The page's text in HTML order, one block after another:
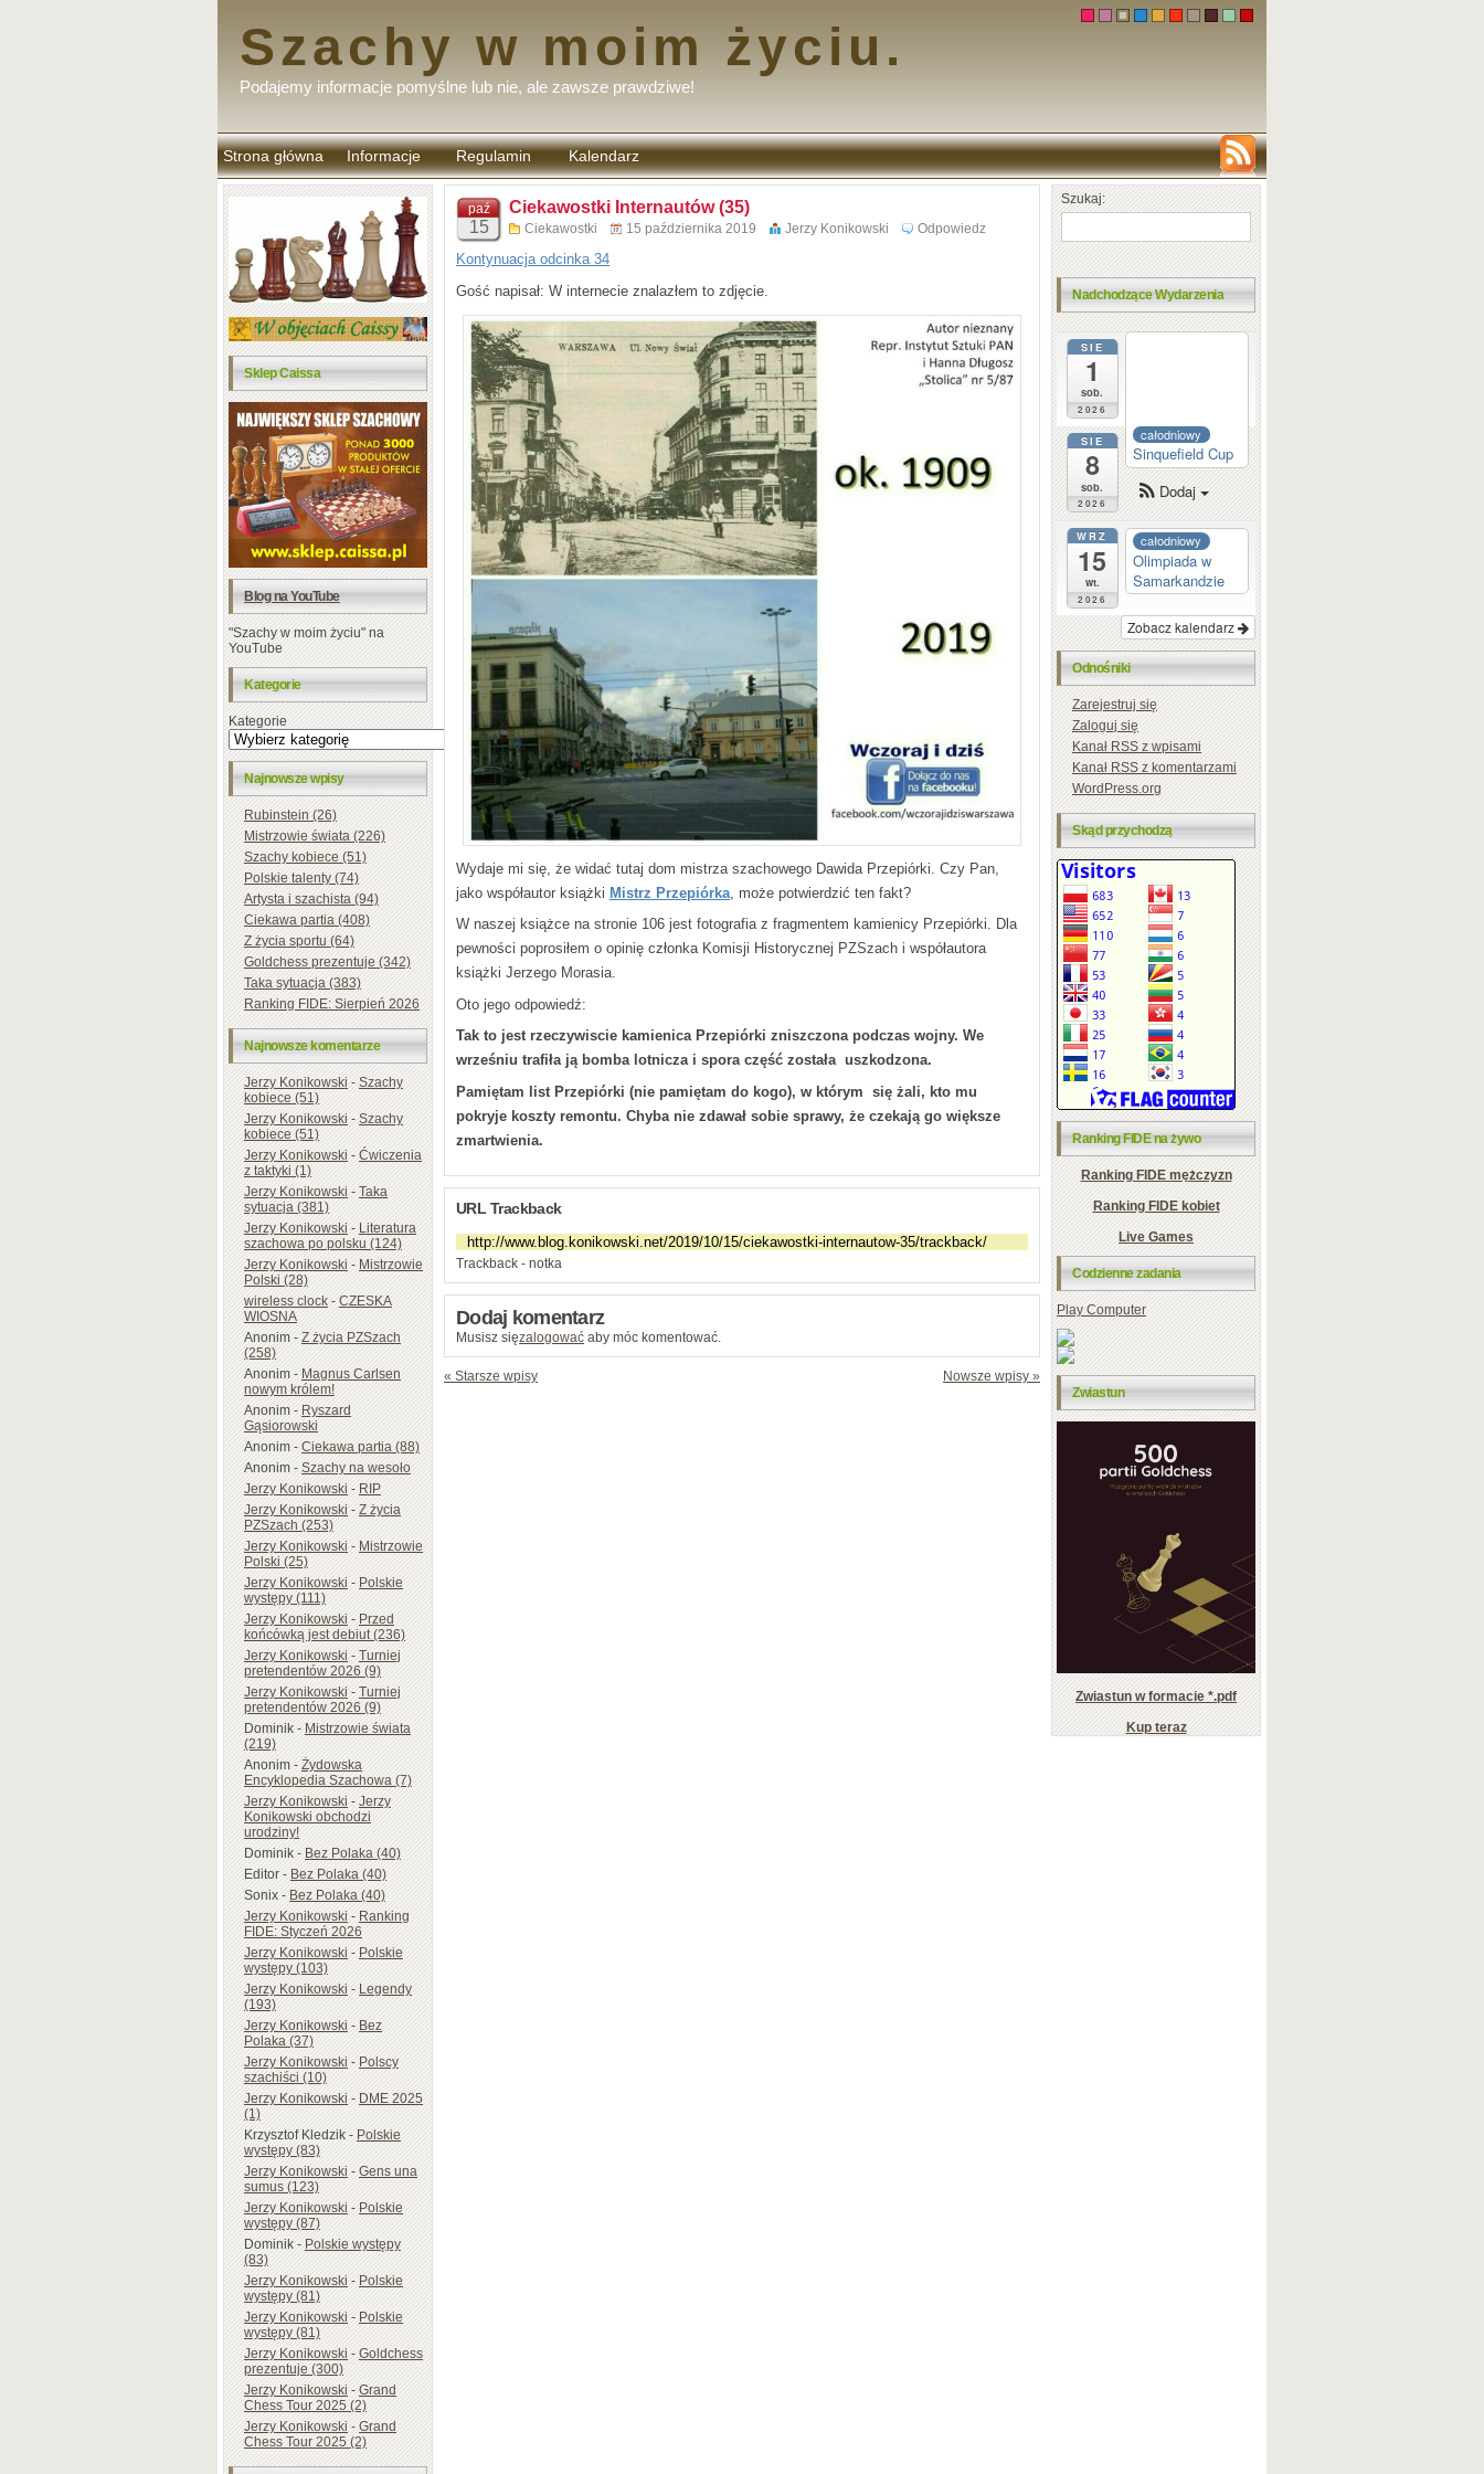
Szachy w moim życiu.
Podajemy informacje pomyślne lub nie, ale zawsze prawdziwe!
Strona główna Informacje Regulamin
komentarzy
Kalendarz
Sklep Caissa
Blog na YouTube
"Szachy w moim życiu" na
YouTube
Kategorie
Kategorie
Najnowsze wpisy
Rubinstein (26)
Mistrzowie świata (226)
Szachy kobiece (51)
Polskie talenty (74)
Artysta i szachista (94)
Ciekawa partia (408)
Z życia sportu (64)
Goldchess prezentuje (342)
Taka sytuacja (383)
Ranking FIDE: Sierpień 2026
Najnowsze komentarze
Jerzy Konikowski-Szachy
kobiece (51)
Jerzy Konikowski-Szachy
kobiece (51)
Jerzy Konikowski-Ćwiczenia
z taktyki (1)
Jerzy Konikowski-Taka
sytuacja (381)
Jerzy Konikowski-Literatura
szachowa po polsku (124)
Jerzy Konikowski-Mistrzowie
Polski (28)
wireless clock-CZESKA
WIOSNA
Anonim-Z życia PZSzach
(258)
Anonim-Magnus Carlsen
nowym królem!
Anonim-Ryszard
Gąsiorowski
Anonim-Ciekawa partia (88)
Anonim-Szachy na wesoło
Jerzy Konikowski-RIP
Jerzy Konikowski-Z życia
PZSzach (253)
Jerzy Konikowski-Mistrzowie
Polski (25)
Jerzy Konikowski-Polskie
występy (111)
Jerzy Konikowski-Przed
końcówką jest debiut (236)
Jerzy Konikowski-Turniej
pretendentów 2026 (9)
Jerzy Konikowski-Turniej
pretendentów 2026 (9)
Dominik-Mistrzowie świata
(219)
Anonim-Żydowska
Encyklopedia Szachowa (7)
Jerzy Konikowski-Jerzy
Konikowski obchodzi
urodziny!
Dominik-Bez Polaka (40)
Editor-Bez Polaka (40)
Sonix-Bez Polaka (40)
Jerzy Konikowski-Ranking
FIDE: Styczeń 2026
Jerzy Konikowski-Polskie
występy (103)
Jerzy Konikowski-Legendy
(193)
Jerzy Konikowski-Bez
Polaka (37)
Jerzy Konikowski-Polscy
szachiści (10)
Jerzy Konikowski-DME 2025
(1)
Krzysztof Kledzik-Polskie
występy (83)
Jerzy Konikowski-Gens una
sumus (123)
Jerzy Konikowski-Polskie
występy (87)
Dominik-Polskie występy
(83)
Jerzy Konikowski-Polskie
występy (81)
Jerzy Konikowski-Polskie
występy (81)
Jerzy Konikowski-Goldchess
prezentuje (300)
Jerzy Konikowski-Grand
Chess Tour 2025 (2)
Jerzy Konikowski-Grand
Chess Tour 2025 (2)
paź
15
Ciekawostki Internautów (35)
Ciekawostki 15 października 2019 Jerzy Konikowski Odpowiedz
Kontynuacja odcinka 34
Gość napisał: W internecie znalazłem to zdjęcie.
Wydaje mi się, że widać tutaj dom mistrza szachowego Dawida Przepiórki. Czy Pan,
jako współautor książki Mistrz Przepiórka , może potwierdzić ten fakt?
W naszej książce na stronie 106 jest fotografia z fragmentem kamienicy Przepiórki. Dla
pewności poprosiłem o opinię członka Komisji Historycznej PZSzach i współautora
książki Jerzego Morasia.
Oto jego odpowiedź:
Tak to jest rzeczywiscie kamienica Przepiórki zniszczona podczas wojny. We
wrześniu trafiła ją bomba lotnicza i spora część została uszkodzona.
Pamiętam list Przepiórki (nie pamiętam do kogo), w którym się żali, kto mu
pokryje koszty remontu. Chyba nie zdawał sobie sprawy, że czekają go większe
zmartwienia.
URL Trackback
Trackback - notka
Dodaj komentarz
Musisz sięzalogować aby móc komentować.
« Starsze wpisy Nowsze wpisy »
Szukaj:
Nadchodzące Wydarzenia
SIE
1
sob.
2026
SIE
8
sob.
2026
całodniowy
Sinquefield Cup
WRZ
15
wt.
2026
całodniowy
Olimpiada w
Samarkandzie
Zobacz kalendarz
Dodaj
Odnośniki
Zarejestruj się
Zaloguj się
KanałRSSz wpisami
KanałRSSz komentarzami
WordPress.org
Skąd przychodzą
Ranking FIDE na żywo
Ranking FIDE mężczyzn
Ranking FIDE kobiet
Live Games
Codzienne zadania
Play Computer
Zwiastun
Zwiastun w formacie *.pdf
Kup teraz